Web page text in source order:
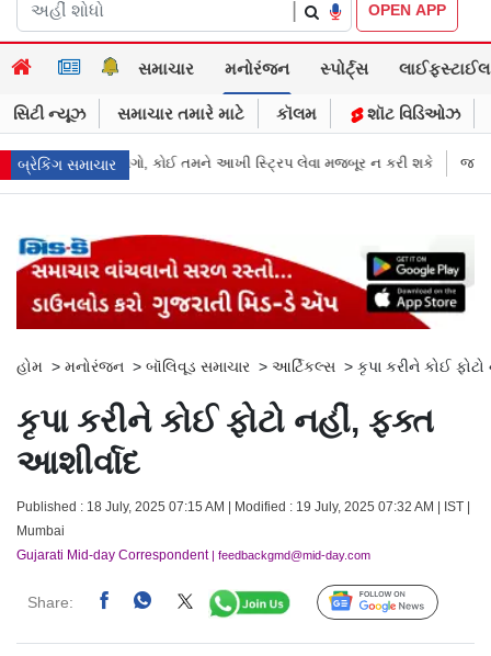
OPEN APP
સમાચાર મનોરંજન સ્પોર્ટ્સ લાઈફસ્ટાઈલ
સિટી ન્યૂઝ સમાચાર તમારે માટે કૉલમ શૉટ વિડિઓઝ
બ્રેકિંગ સમાચાર
લેવા મજબૂર ન કરી શકે જાહેરખબરોથી લોકોને મિસગાઇડ કરનારી
હોમ > મનોરંજન > બૉલિવૂડ સમાચાર > આર્ટિકલ્સ > કૃપા કરીને કોઈ
કૃપા કરીને કોઈ ફોટો નહીં, ફક્ત
આશીર્વાદ
Published : 18 July, 2025 07:15 AM | Modified : 19 July, 2025 07:32 AM | IST |
Mumbai
Gujarati Mid-day Correspondent| feedbackgmd@mid-day.com
Share: Follow Us